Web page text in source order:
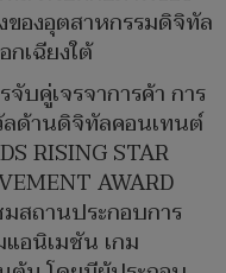
ของอุตสาหกรรมดิจิทัล
เฉียงใต้
บคู่เจรจาการค้า การ
ลด้านดิจิทัลคอนเทนต์
RISING STAR
AWARD
มสถานประกอบการ
อนิเมชัน เกม